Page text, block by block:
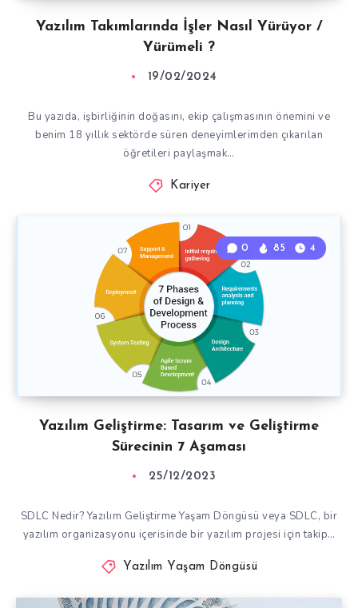
Yazılım Takımlarında İşler Nasıl Yürüyor /
Yürümeli ?
19/02/2024
Bu yazıda, işbirliğinin doğasını, ekip çalışmasının önemini ve
benim 18 yıllık sektörde süren deneyimlerimden çıkarılan
öğretileri paylaşmak…
Kariyer
Yazılım Geliştirme: Tasarım ve Geliştirme
Sürecinin 7 Aşaması
0 85 4
25/12/2023
SDLC Nedir? Yazılım Geliştirme Yaşam Döngüsü veya SDLC, bir
yazılım organizasyonu içerisinde bir yazılım projesi için takip…
Yazılım Yaşam Döngüsü